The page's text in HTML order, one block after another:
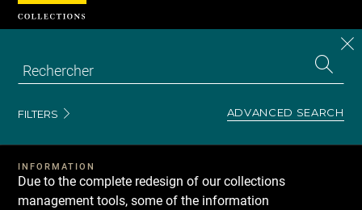
FILTERS ADVANCED SEARCH
INFORMATION
Due to the complete redesign of our collections
management tools, some of the information
Cookies management panel